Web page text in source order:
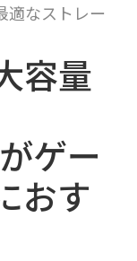
適なストレー
容量
ゲー
おす